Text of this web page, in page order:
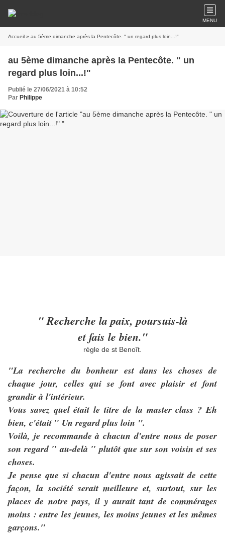
MENU
Accueil » au 5ème dimanche après la Pentecôte. " un regard plus loin...!"
au 5ème dimanche après la Pentecôte. " un
regard plus loin...!"
Publié le 27/06/2021 à 10:52
Par Philippe
" Recherche la paix, poursuis-là
et fais le bien."
règle de st Benoît.
"La recherche du bonheur est dans les choses de
chaque jour, celles qui se font avec plaisir et font
grandir à l'intérieur.
Vous savez quel était le titre de la master class ? Eh
bien, c'était ′′ Un regard plus loin ".
Voilà, je recommande à chacun d'entre nous de poser
son regard ′′ au-delà ′′ plutôt que sur son voisin et ses
choses.
Je pense que si chacun d'entre nous agissait de cette
façon, la société serait meilleure et, surtout, sur les
places de notre pays, il y aurait tant de commérages
moins : entre les jeunes, les moins jeunes et les mêmes
garçons."